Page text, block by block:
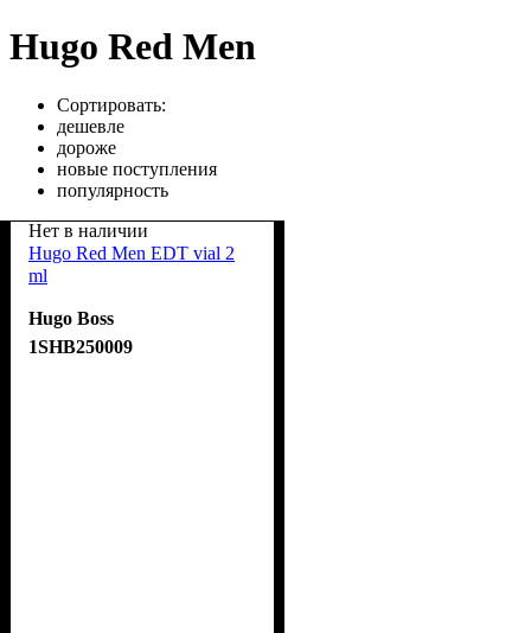
Hugo Red Men
Сортировать:
дешевле
дороже
новые поступления
популярность
Нет в наличии
Hugo Red Men EDT vial 2
ml
Hugo Boss
1SHB250009